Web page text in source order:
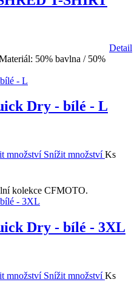
Detail
50% bavlna / 50%
Dry - bílé - L
množství Snížit množstvíKs
kolekce CFMOTO.
Dry - bílé - 3XL
množství Snížit množstvíKs